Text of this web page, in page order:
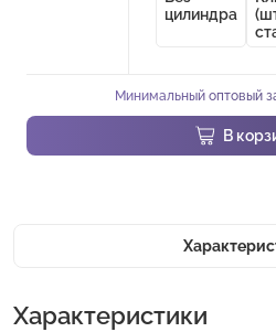
цилиндра
Минимальный оптовый
В
Характеристики